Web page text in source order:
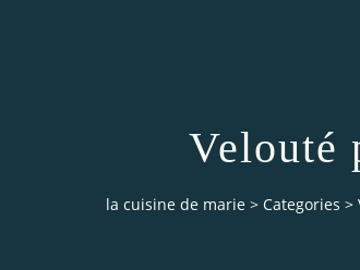
Velouté
la cuisine de marie > Categories >